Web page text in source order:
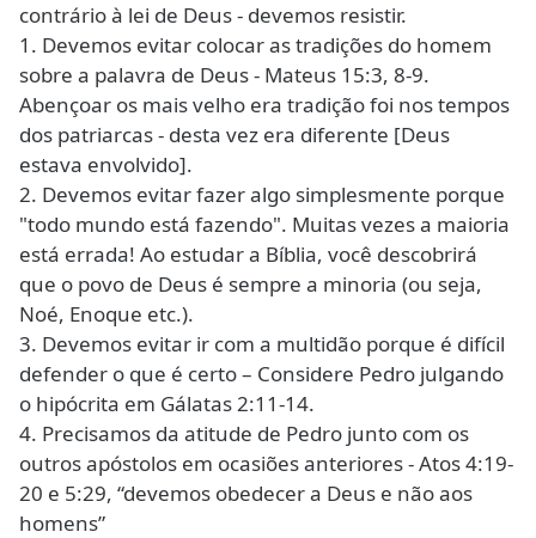
contrário à lei de Deus - devemos resistir.
1. Devemos evitar colocar as tradições do homem
sobre a palavra de Deus - Mateus 15:3, 8-9.
Abençoar os mais velho era tradição foi nos tempos
dos patriarcas - desta vez era diferente [Deus
estava envolvido].
2. Devemos evitar fazer algo simplesmente porque
"todo mundo está fazendo". Muitas vezes a maioria
está errada! Ao estudar a Bíblia, você descobrirá
que o povo de Deus é sempre a minoria (ou seja,
Noé, Enoque etc.).
3. Devemos evitar ir com a multidão porque é difícil
defender o que é certo – Considere Pedro julgando
o hipócrita em Gálatas 2:11-14.
4. Precisamos da atitude de Pedro junto com os
outros apóstolos em ocasiões anteriores - Atos 4:19-
20 e 5:29, “devemos obedecer a Deus e não aos
homens”